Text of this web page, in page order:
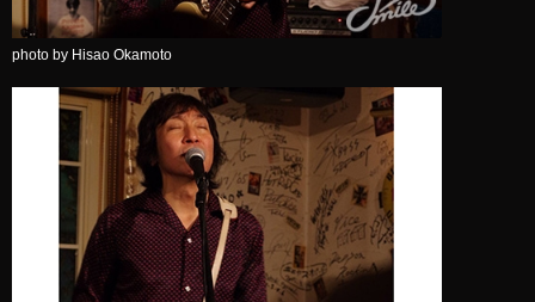
photo by Hisao Okamoto